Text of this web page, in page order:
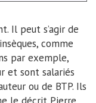
Il peut s’agir de
comme
par exemple,
et sont salariés
ou de BTP. Ils